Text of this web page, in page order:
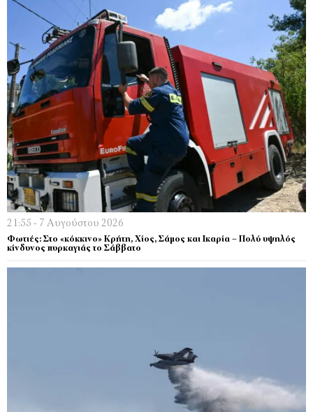
21:55 - 7 Αυγούστου 2026
Φωτιές: Στο «κόκκινο» Κρήτη, Χίος, Σάμος και Ικαρία – Πολύ υψηλός
κίνδυνος πυρκαγιάς το Σάββατο